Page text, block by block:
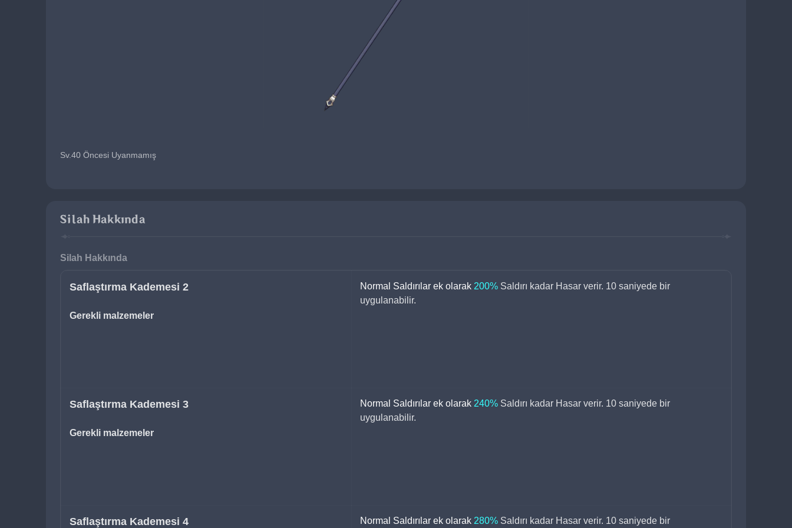
Sv.40 Öncesi Uyanmamış
Silah Hakkında
Silah Hakkında
Saflaştırma Kademesi 2
Gerekli malzemeler
Normal Saldırılar ek olarak 200% Saldırı kadar Hasar verir. 10 saniyede bir
uygulanabilir.
Saflaştırma Kademesi 3
Gerekli malzemeler
Normal Saldırılar ek olarak 240% Saldırı kadar Hasar verir. 10 saniyede bir
uygulanabilir.
Saflaştırma Kademesi 4 Normal Saldırılar ek olarak 280% Saldırı kadar Hasar verir. 10 saniyede bir